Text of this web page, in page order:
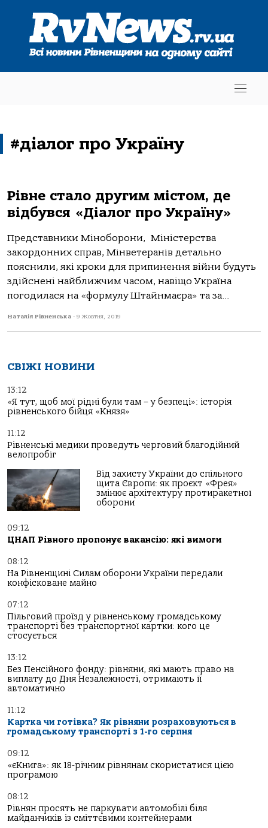
#діалог про Україну
Рівне стало другим містом, де
відбувся «Діалог про Україну»
Представники Міноборони, Міністерства
закордонних справ, Мінветеранів детально
пояснили, які кроки для припинення війни будуть
здійснені найближчим часом, навіщо Україна
погодилася на «формулу Штайнмаєра» та за...
Наталія Рівненська - 9 Жовтня, 2019
СВІЖІ НОВИНИ
13:12
«Я тут, щоб мої рідні були там – у безпеці»: історія
рівненського бійця «Князя»
11:12
Рівненські медики проведуть черговий благодійний
велопробіг
Від захисту України до спільного
щита Європи: як проєкт «Фрея»
змінює архітектуру протиракетної
оборони
09:12
ЦНАП Рівного пропонує вакансію: які вимоги
08:12
На Рівненщині Силам оборони України передали
конфісковане майно
07:12
Пільговий проїзд у рівненському громадському
транспорті без транспортної картки: кого це
стосується
13:12
Без Пенсійного фонду: рівняни, які мають право на
виплату до Дня Незалежності, отримають її
автоматично
11:12
Картка чи готівка? Як рівняни розраховуються в
громадському транспорті з 1-го серпня
09:12
«єКнига»: як 18-річним рівнянам скористатися цією
програмою
08:12
Рівнян просять не паркувати автомобілі біля
майданчиків із сміттєвими контейнерами